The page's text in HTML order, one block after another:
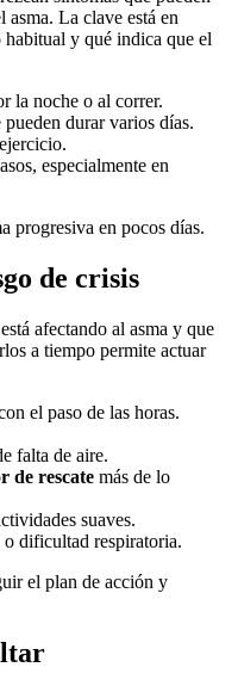
La clave está en
y qué indica que el
la noche o al correr.
pueden durar varios días.
especialmente en
progresiva en pocos días.
de crisis
afectando al asma y que
a tiempo permite actuar
el paso de las horas.
falta de aire.
de rescate más de lo
suaves.
o dificultad respiratoria.
el plan de acción y